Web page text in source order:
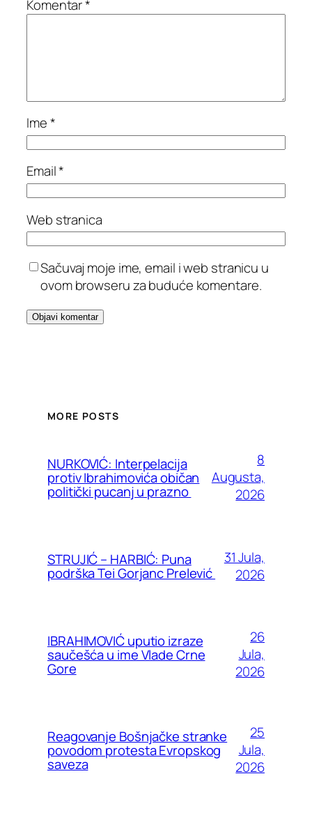
Komentar*
Ime*
Email*
Web stranica
Sačuvaj moje ime, email i web stranicu u
ovom browseru za buduće komentare.
MORE POSTS
NURKOVIĆ: Interpelacija
protiv Ibrahimovića običan
politički pucanj u prazno
8
Augusta,
2026
STRUJIĆ – HARBIĆ: Puna
podrška Tei Gorjanc Prelević
31 Jula,
2026
IBRAHIMOVIĆ uputio izraze
saučešća u ime Vlade Crne
Gore
26
Jula,
2026
Reagovanje Bošnjačke stranke
povodom protesta Evropskog
saveza
25
Jula,
2026